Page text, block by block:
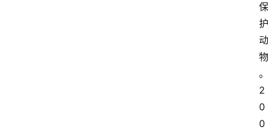
保
护
动
物
。
2
0
0